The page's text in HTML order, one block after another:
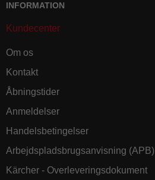
INFORMATION
Kundecenter
Om os
Kontakt
Åbningstider
Anmeldelser
Handelsbetingelser
Arbejdspladsbrugsanvisning (APB)
Kärcher - Overleveringsdokument